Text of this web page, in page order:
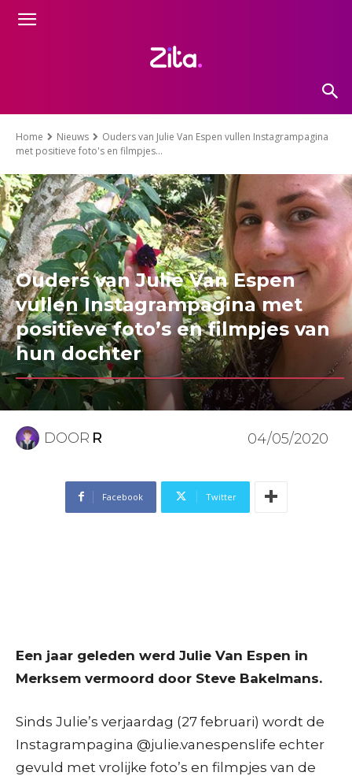
Home Nieuws
Ouders van Julie Van Espen vullen Instagrampagina
met positieve foto's en filmpjes...
Ouders van Julie Van Espen
vullen Instagrampagina met
positieve foto’s en filmpjes van
hun dochter
DOOR R 04/05/2020
Facebook Twitter
Een jaar geleden werd Julie Van Espen in
Merksem vermoord door Steve Bakelmans.
Sinds Julie’s verjaardag (27 februari) wordt de
Instagrampagina @julie.vanespenslife echter
gevuld met vrolijke foto’s en filmpjes van de